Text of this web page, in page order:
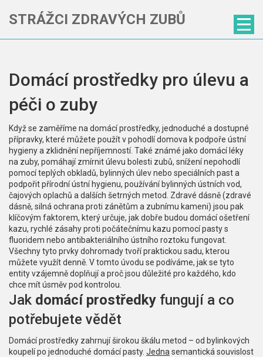
STRÁŽCI ZDRAVÝCH ZUBŮ
Domácí prostředky pro úlevu a
péči o zuby
Když se zaměříme na domácí prostředky, jednoduché a dostupné
přípravky, které můžete použít v pohodlí domova k podpoře ústní
hygieny a zklidnění nepříjemností. Také známé jako domácí léky
na zuby, pomáhají zmírnitúlevu bolesti zubů, snížení nepohodlí
pomocí teplých obkladů, bylinných úlev nebo speciálních pasta
podpořitpřírodní ústní hygienu, používání bylinných ústních vod,
čajových oplachů a dalších šetrných metod . Zdravé dásně (zdravé
dásně, silná ochrana proti zánětům a zubnímu kameni) jsou pak
klíčovým faktorem, který určuje, jak dobře budou domácí ošetření
kazu, rychlé zásahy proti počátečnímu kazu pomocí pasty s
fluoridem nebo antibakteriálního ústního roztoku fungovat.
Všechny tyto prvky dohromady tvoří praktickou sadu, kterou
můžete využít denně. V tomto úvodu se podíváme, jak se tyto
entity vzájemně doplňují a proč jsou důležité pro každého, kdo
chce mít úsměv pod kontrolou.
Jak domácí prostředky fungují a co
potřebujete vědět
Domácí prostředky zahrnují širokou škálu metod – od bylinkových
koupelí po jednoduché domácí pasty. Jedna semantická souvislost